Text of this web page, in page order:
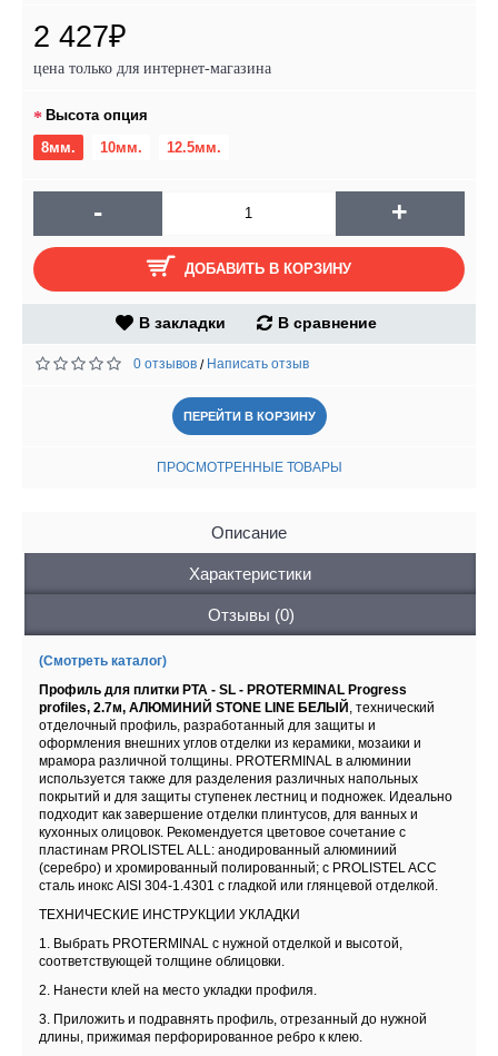
2 427₽
цена только для интернет-магазина
Высота опция
8мм.
10мм. 12.5мм.
- +
ДОБАВИТЬ В КОРЗИНУ
В закладки В сравнение
0 отзывов / Написать отзыв
ПЕРЕЙТИ В КОРЗИНУ
ПРОСМОТРЕННЫЕ ТОВАРЫ
Описание
Характеристики
Отзывы (0)
(Смотреть каталог)
Профиль для плитки PTA - SL - PROTERMINAL Progress
profiles, 2.7м, АЛЮМИНИЙ STONE LINE БЕЛЫЙ , технический
отделочный профиль, разработанный для защиты и
оформления внешних углов отделки из керамики, мозаики и
мрамора различной толщины. PROTERMINAL в алюминии
используется также для разделения различных напольных
покрытий и для защиты ступенек лестниц и подножек. Идеально
подходит как завершение отделки плинтусов, для ванных и
кухонных олицовок. Рекомендуется цветовое сочетание с
пластинам PROLISTEL ALL: анодированный алюминиий
(серебро) и хромированный полированный; с PROLISTEL ACC
сталь инокс AISI 304-1.4301 с гладкой или глянцевой отделкой.
ТЕХНИЧЕСКИЕ ИНСТРУКЦИИ УКЛАДКИ
1. Выбрать PROTERMINAL с нужной отделкой и высотой,
соответствующей толщине облицовки.
2. Нанести клей на место укладки профиля.
3. Приложить и подравнять профиль, отрезанный до нужной
длины, прижимая перфорированное ребро к клею.